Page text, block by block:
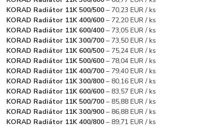
KORAD Radiátor 11K 500/500 – 70,23 EUR / ks
KORAD Radiátor 11K 400/600 – 72,20 EUR / ks
KORAD Radiátor 11K 600/400 – 73,05 EUR / ks
KORAD Radiátor 11K 300/700 – 73,50 EUR / ks
KORAD Radiátor 11K 600/500 – 75,24 EUR / ks
KORAD Radiátor 11K 500/600 – 78,04 EUR / ks
KORAD Radiátor 11K 400/700 – 79,40 EUR / ks
KORAD Radiátor 11K 300/800 – 80,16 EUR / ks
KORAD Radiátor 11K 600/600 – 83,57 EUR / ks
KORAD Radiátor 11K 500/700 – 85,88 EUR / ks
KORAD Radiátor 11K 300/900 – 86,88 EUR / ks
KORAD Radiátor 11K 400/800 – 89,71 EUR / ks